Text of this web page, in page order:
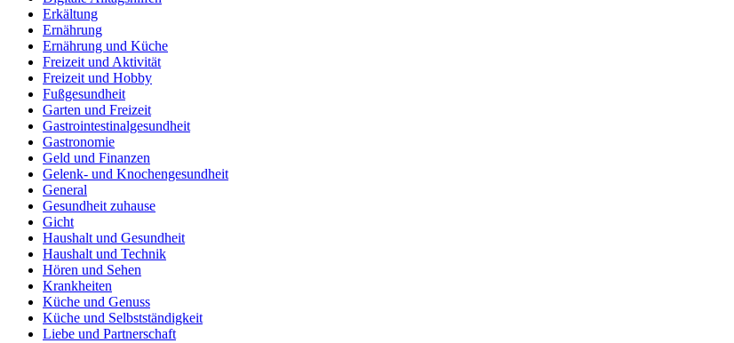
Erkältung
Ernährung
Ernährung und Küche
Freizeit und Aktivität
Freizeit und Hobby
Fußgesundheit
Garten und Freizeit
Gastrointestinalgesundheit
Gastronomie
Geld und Finanzen
Gelenk- und Knochengesundheit
General
Gesundheit zuhause
Gicht
Haushalt und Gesundheit
Haushalt und Technik
Hören und Sehen
Krankheiten
Küche und Genuss
Küche und Selbstständigkeit
Liebe und Partnerschaft